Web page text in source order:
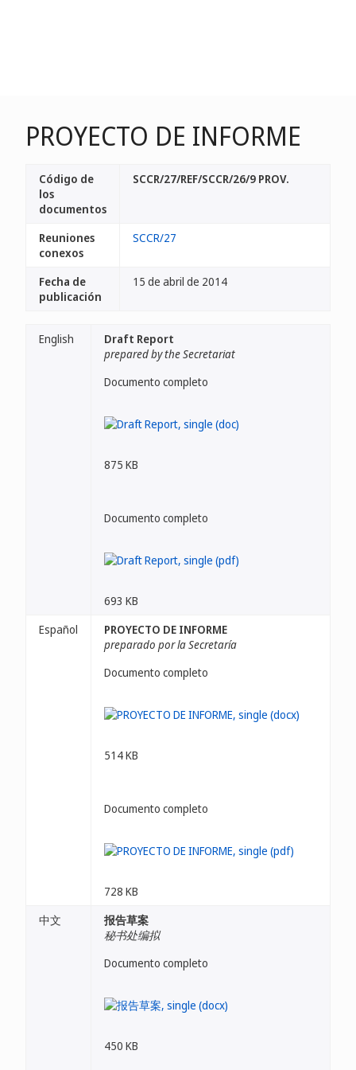
PROYECTO DE INFORME
Código de
los
documentos
SCCR/27/REF/SCCR/26/9 PROV.
Reuniones
conexos
SCCR/27
Fecha de
publicación
15 de abril de 2014
English
Draft Report
prepared by the Secretariat
Documento completo
875 KB
Documento completo
693 KB
Español
PROYECTO DE INFORME
preparado por la Secretaría
Documento completo
514 KB
Documento completo
728 KB
中文
报告草案
秘书处编拟
Documento completo
450 KB